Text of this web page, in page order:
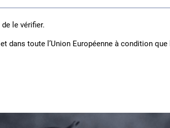
le vérifier.
dans toute l’Union Européenne à condition que